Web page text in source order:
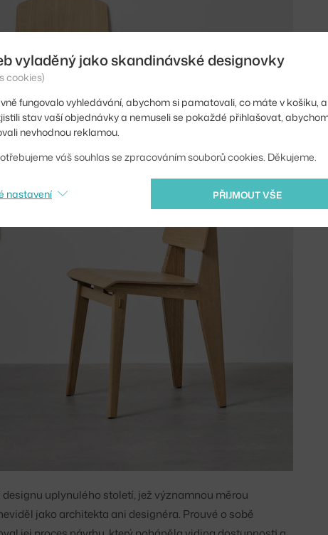
uplynulého století, jež významnou měrou
jako architekta ani designéra. Prouvé o sobě
vyladěný jako skandinávské designovky
cookies)
fungovalo vyhledávání, abychom si pamatovali, co máte v košíku,
stav vaší objednávky a nemuseli se pokaždé přihlašovat,
nevhodnou reklamou.
váš souhlas se zpracováním souborů cookies. Děkujeme.
PŘIJMOUT VŠE
nastavení